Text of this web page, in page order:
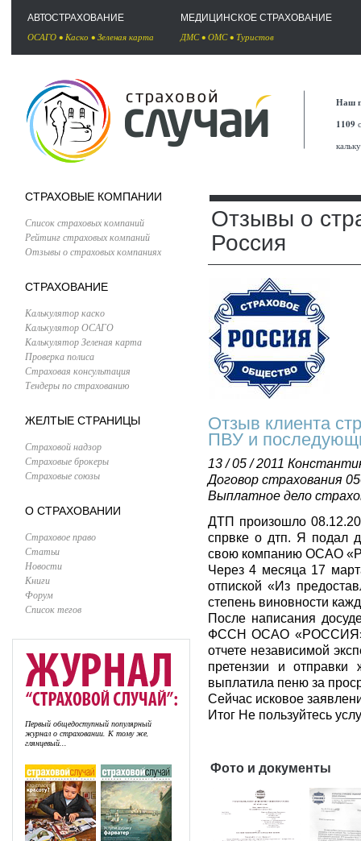
АВТОСТРАХОВАНИЕ
ОСАГО • Каско • Зеленая карта
МЕДИЦИНСКОЕ СТРАХОВАНИЕ
ДМС• ОМС• Туристов
Наш
1109
СТРАХОВЫЕ КОМПАНИИ
Список страховых компаний
Рейтинг страховых компаний
Отзывы о страховых компаниях
СТРАХОВАНИЕ
Калькулятор каско
Калькулятор ОСАГО
Калькулятор Зеленая карта
Проверка полиса
Страховая консультация
Тендеры по страхованию
ЖЕЛТЫЕ СТРАНИЦЫ
Страховой надзор
Страховые брокеры
Страховые союзы
О СТРАХОВАНИИ
Страховое право
Статьи
Новости
Книги
Форум
Список тегов
Первый общедоступный популярный
журнал о страховании. К тому же,
глянцевый...
Отзывы о
Россия
Отзыв клиента
ПВУ и
13 / 05 / 2011
Договор страхования
Выплатное дело
ДТП произошло
спрвке о дтп. Я подал
свою компанию ОСАО
Через 4 месяца 17
отпиской «Из
степень виновности
После написания
ФССН ОСАО «РОССИЯ»
отчете независимой
претензии и
выплатила пеню за
Сейчас исковое
Итог Не пользуйтесь
Фото и документы